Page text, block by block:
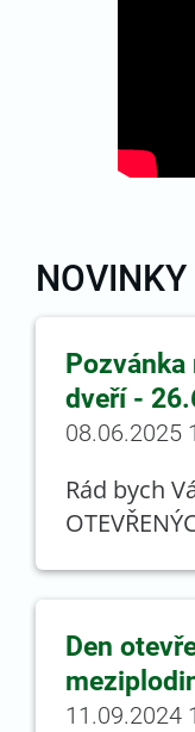
NOVINKY
Pozvánka
dveří -
08.06.2025
Rád bych
Den
11.09.2024